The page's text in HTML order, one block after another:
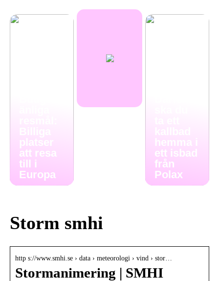
platser
att resa
till i
Europa
kallbad
hemma i
ett isbad
från
Polax
Storm smhi
http s://www.smhi.se › data › meteorologi › vind › stor…
Stormanimering | SMHI